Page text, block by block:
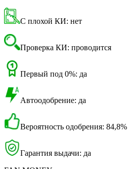
С плохой КИ: нет
Проверка КИ: проводится
Первый под 0%: да
Автоодобрение: да
Вероятность одобрения: 84,8%
Гарантия выдачи: да